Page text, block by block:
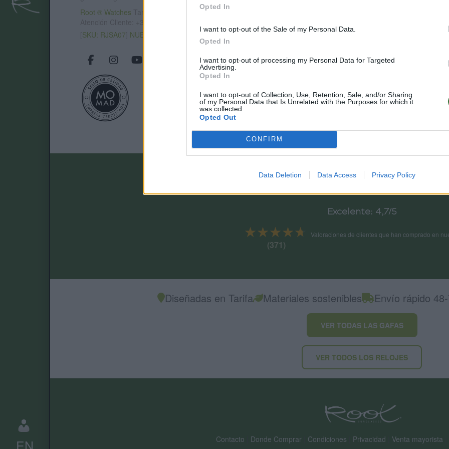
Opted In
I want to opt-out of the Sale of my Personal Data.
Opted In
I want to opt-out of processing my Personal Data for Targeted
Advertising.
Opted In
I want to opt-out of Collection, Use, Retention, Sale, and/or Sharing
of my Personal Data that Is Unrelated with the Purposes for which it
was collected.
Opted Out
CONFIRM
Data Deletion Data Access Privacy Policy
EN
Root ® Watches
SKU: RJSA07 NUEVO
Excelente: 4,7/5
★★★★★
★★★★★
(371)
Valoraciones de clientes que han comprado en
Diseñadas en Tarifa Materiales sostenibles Envío rápido
VER TODAS LAS GAFAS
VER TODOS LOS RELOJES
Contacto Donde Comprar Condiciones Privacidad Venta mayorista